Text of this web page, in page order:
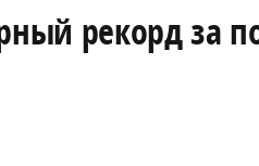
рекорд за